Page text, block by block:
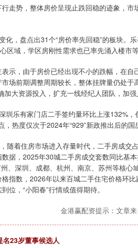
势，整体房价呈现止跌回稳的迹象，市
，盘点出31个“房价率先回稳”的板块。
区域，学区房刚性需求也已率先涌入楼市等
，由于房价已经出现不小的跌幅，在自
场前期调整周期较长，整体挂牌量仍处于
大资源投入，扩充一线经纪人团队，加强
乐有家门店二手签约量环比上涨132%，
热度仅次于2024年“929”新政推出后的国
着住房市场进入存量时代，二手房成交
据，2025年30城二手房成交套数同比基
、深圳、成都、杭州、南京、苏州等核心
指数，2026年以来百城二手住宅价格环
位，“小阳春”行情或值得期待。
金港赢配资提示：文章
名23岁董事候选人